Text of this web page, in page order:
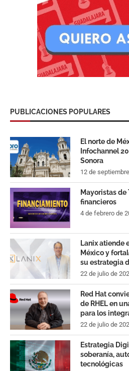
PUBLICACIONES POPULARES
El norte de
Infochannel
Sonora
12 de
Mayoristas
financieros
4 de febrero de
Lanix atiende
México y
su estrategia
22 de julio de
Red Hat
de RHEL en
para los
22 de julio de
Estrategia
soberanía,
tecnológicas